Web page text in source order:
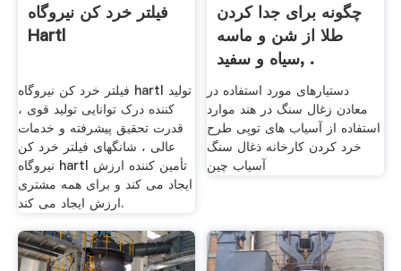
فیلتر خرد کن نیروگاه
Hartl
فیلتر خرد کن نیروگاه hartl تولید
کننده درک توانایی تولید قوی ،
قدرت تحقیق پیشرفته و خدمات
عالی ، شانگهای فیلتر خرد کن
نیروگاه hartl تأمین کننده ارزش
ایجاد می کند و برای همه مشتری
ارزش ایجاد می کند.
چگونه برای جدا کردن
طلا از شن و ماسه
سیاه و سفید, .
دستیارهای مورد استفاده در
معادن زغال سنگ در هند موارد
استفاده از آسیاب های توپی طرح
خرد کردن کارخانه ذغال سنگ
آسیاب چین